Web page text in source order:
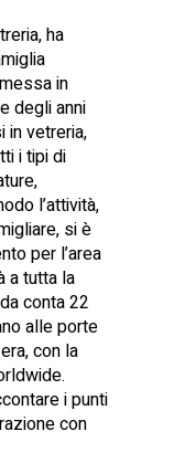
ha
in
degli anni
in vetreria,
i tipi di
l’attività,
si è
per l’area
a tutta la
conta 22
alle porte
con la
i punti
con